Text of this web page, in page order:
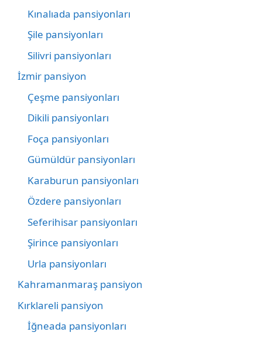
Kınalıada pansiyonları
Şile pansiyonları
Silivri pansiyonları
İzmir pansiyon
Çeşme pansiyonları
Dikili pansiyonları
Foça pansiyonları
Gümüldür pansiyonları
Karaburun pansiyonları
Özdere pansiyonları
Seferihisar pansiyonları
Şirince pansiyonları
Urla pansiyonları
Kahramanmaraş pansiyon
Kırklareli pansiyon
İğneada pansiyonları